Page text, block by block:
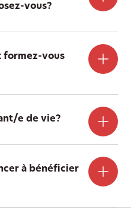
vous?
formez-vous
e de vie?
à bénéficier